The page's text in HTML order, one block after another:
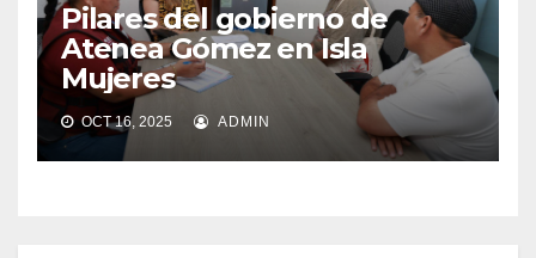
Pilares del gobierno de
Atenea Gómez en Isla
Mujeres
OCT 16, 2025 ADMIN